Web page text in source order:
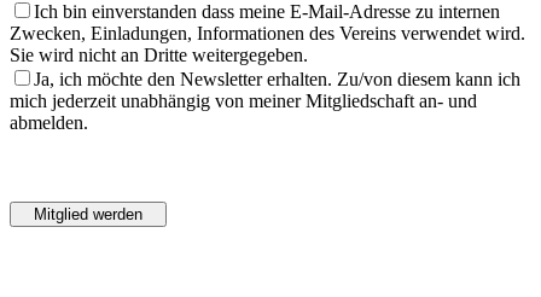
Ich bin einverstanden dass meine E-Mail-Adresse zu internen
Zwecken, Einladungen, Informationen des Vereins verwendet wird.
Sie wird nicht an Dritte weitergegeben.
Ja, ich möchte den Newsletter erhalten. Zu/von diesem kann ich
mich jederzeit unabhängig von meiner Mitgliedschaft an- und
abmelden.
dieses
Feld
lasse
dieses